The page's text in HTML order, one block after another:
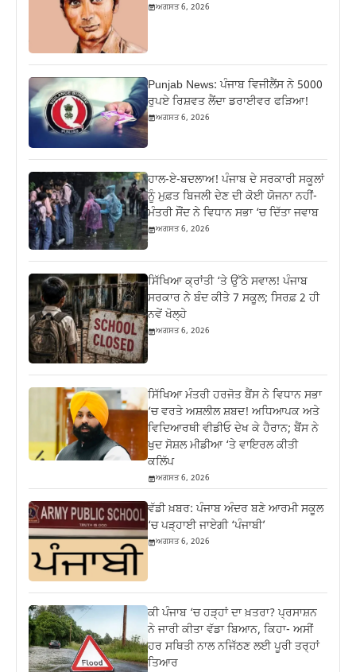
ਅਗਸਤ 6, 2026
Punjab News: ਪੰਜਾਬ ਵਿਜੀਲੈਂਸ ਨੇ 5000
ਰੁਪਏ ਰਿਸ਼ਵਤ ਲੈਂਦਾ ਡਰਾਈਵਰ ਫੜਿਆ!
ਅਗਸਤ 6, 2026
ਹਾਲ-ਏ-ਬਦਲਾਅ! ਪੰਜਾਬ ਦੇ ਸਰਕਾਰੀ ਸਕੂਲਾਂ
ਨੂੰ ਮੁਫ਼ਤ ਬਿਜਲੀ ਦੇਣ ਦੀ ਕੋਈ ਯੋਜਨਾ ਨਹੀਂ-
ਮੰਤਰੀ ਸੌਂਦ ਨੇ ਵਿਧਾਨ ਸਭਾ ‘ਚ ਦਿੱਤਾ ਜਵਾਬ
ਅਗਸਤ 6, 2026
ਸਿੱਖਿਆ ਕ੍ਰਾਂਤੀ ‘ਤੇ ਉੱਠੇ ਸਵਾਲ! ਪੰਜਾਬ
ਸਰਕਾਰ ਨੇ ਬੰਦ ਕੀਤੇ 7 ਸਕੂਲ; ਸਿਰਫ਼ 2 ਹੀ
ਨਵੇਂ ਖੋਲ੍ਹੇ
ਅਗਸਤ 6, 2026
ਸਿੱਖਿਆ ਮੰਤਰੀ ਹਰਜੋਤ ਬੈਂਸ ਨੇ ਵਿਧਾਨ ਸਭਾ
‘ਚ ਵਰਤੇ ਅਸ਼ਲੀਲ ਸ਼ਬਦ! ਅਧਿਆਪਕ ਅਤੇ
ਵਿਦਿਆਰਥੀ ਵੀਡੀਓ ਦੇਖ ਕੇ ਹੈਰਾਨ; ਬੈਂਸ ਨੇ
ਖੁਦ ਸੋਸ਼ਲ ਮੀਡੀਆ ‘ਤੇ ਵਾਇਰਲ ਕੀਤੀ
ਕਲਿੱਪ
ਅਗਸਤ 6, 2026
ਵੱਡੀ ਖ਼ਬਰ: ਪੰਜਾਬ ਅੰਦਰ ਬਣੇ ਆਰਮੀ ਸਕੂਲ
‘ਚ ਪੜ੍ਹਾਈ ਜਾਏਗੀ ‘ਪੰਜਾਬੀ’
ਅਗਸਤ 6, 2026
ਕੀ ਪੰਜਾਬ ‘ਚ ਹੜ੍ਹਾਂ ਦਾ ਖ਼ਤਰਾ? ਪ੍ਰਸਾਸ਼ਨ
ਨੇ ਜਾਰੀ ਕੀਤਾ ਵੱਡਾ ਬਿਆਨ, ਕਿਹਾ- ਅਸੀਂ
ਹਰ ਸਥਿਤੀ ਨਾਲ ਨਜਿੱਠਣ ਲਈ ਪੂਰੀ ਤਰ੍ਹਾਂ
ਤਿਆਰ